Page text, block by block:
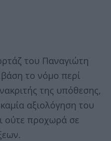
του Παναγιώτη
το νόμο περί
της υπόθεσης,
αξιολόγηση του
ούτε προχωρά σε